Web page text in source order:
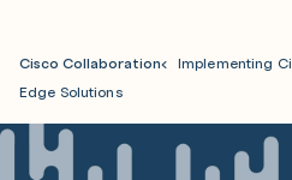
Cisco Collaboration
Implementing
Edge Solutions